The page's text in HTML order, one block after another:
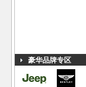
豪华品牌专区